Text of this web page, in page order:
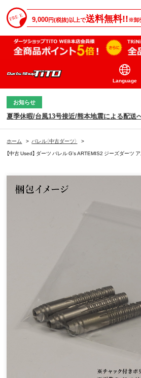
9,000円(税抜)以上で送料無料!!※卸
Language
お知らせ
夏季休暇/台風13号接近/熊本地震による配送
ホーム > バレル（中古ダーツ）
>
【中古 Used】 ダーツ バレル G's ARTEMIS2 ジーズダーツ